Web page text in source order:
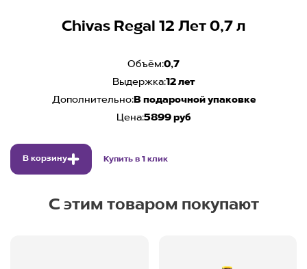
Chivas Regal 12 Лет 0,7 л
Объём:0,7
Выдержка:12 лет
Дополнительно:В подарочной упаковке
Цена:5899 руб
В корзину Купить в 1 клик
С этим товаром покупают